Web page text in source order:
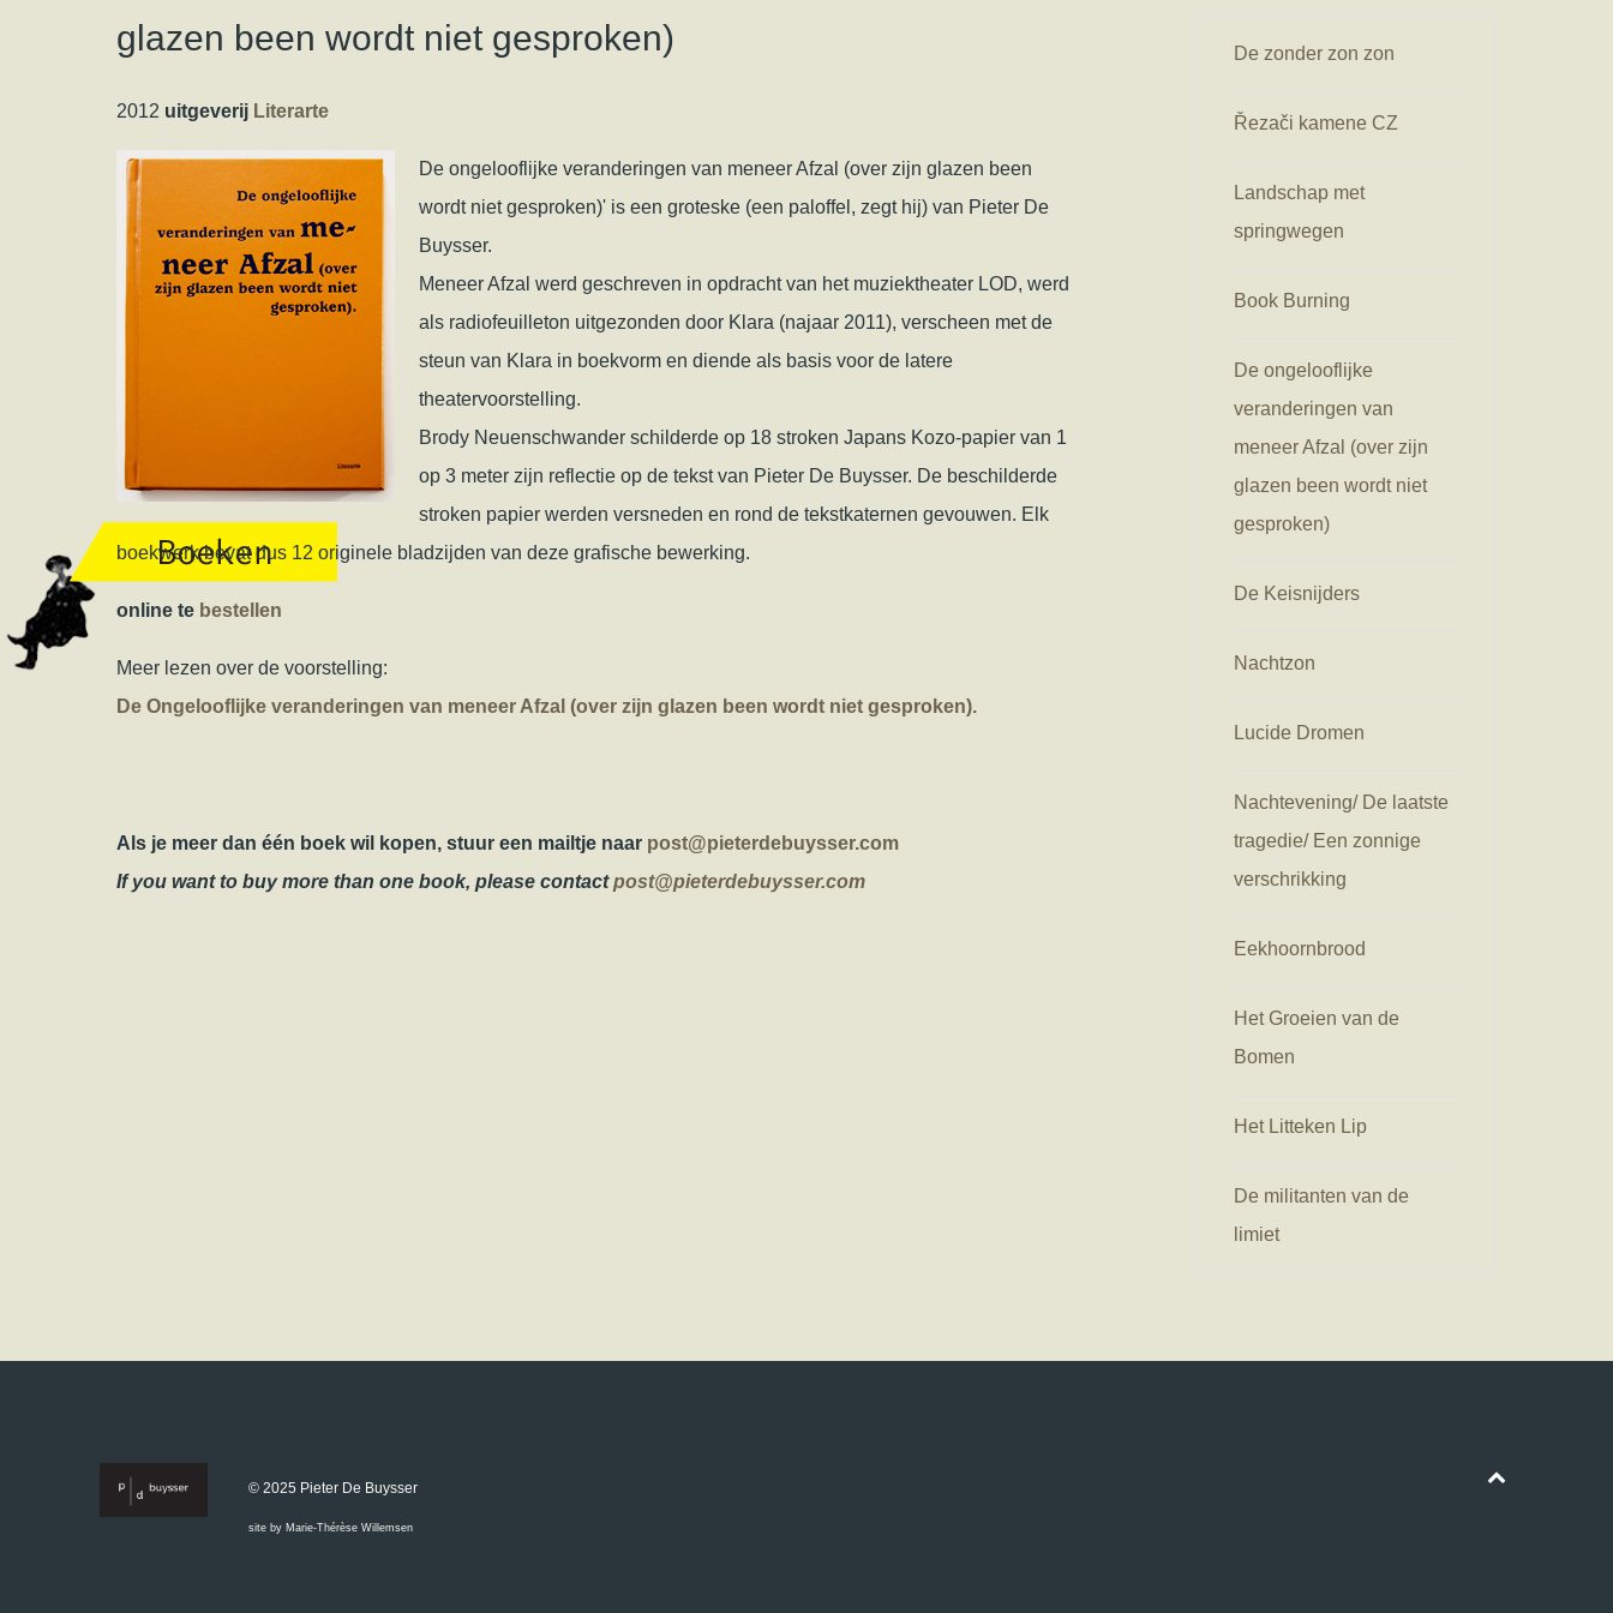
glazen been wordt niet gesproken)
2012 uitgeverij Literarte
De ongelooflijke veranderingen van meneer Afzal (over zijn glazen been
wordt niet gesproken)' is een groteske (een paloffel, zegt hij) van Pieter De
Buysser.
Meneer Afzal werd geschreven in opdracht van het muziektheater LOD, werd
als radiofeuilleton uitgezonden door Klara (najaar 2011), verscheen met de
steun van Klara in boekvorm en diende als basis voor de latere
theatervoorstelling.
Brody Neuenschwander schilderde op 18 stroken Japans Kozo-papier van 1
op 3 meter zijn reflectie op de tekst van Pieter De Buysser. De beschilderde
stroken papier werden versneden en rond de tekstkaternen gevouwen. Elk
boekwerk bevat dus 12 originele bladzijden van deze grafische bewerking.
online te bestellen
Meer lezen over de voorstelling:
De Ongelooflijke veranderingen van meneer Afzal (over zijn glazen been wordt niet gesproken).
Als je meer dan één boek wil kopen, stuur een mailtje naar post@pieterdebuysser.com
If you want to buy more than one book, please contactpost@pieterdebuysser.com
De zonder zon zon
Řezači kamene CZ
Landschap met
springwegen
Book Burning
De ongelooflijke
veranderingen van
meneer Afzal (over zijn
glazen been wordt niet
gesproken)
De Keisnijders
Nachtzon
Lucide Dromen
Nachtevening/ De laatste
tragedie/ Een zonnige
verschrikking
Eekhoornbrood
Het Groeien van de
Bomen
Het Litteken Lip
De militanten van de
limiet
© 2025 Pieter De Buysser
site by Marie-Thérèse Willemsen